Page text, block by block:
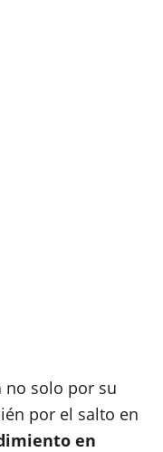
no solo por su
por el salto en
en